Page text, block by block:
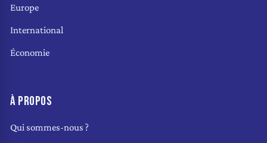
Europe
International
Économie
À PROPOS
Qui sommes-nous ?